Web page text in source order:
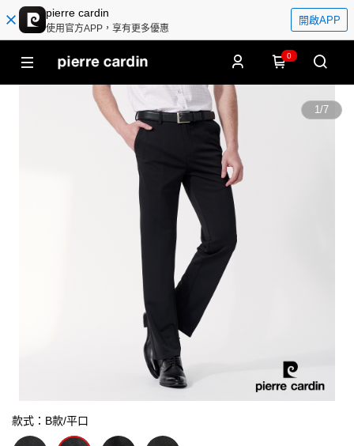
pierre cardin
使用官方APP，享有更多優惠
開啟APP
0
1/7
款式：B款/平口